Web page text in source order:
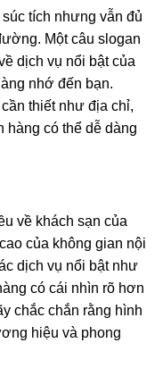
tích nhưng vẫn đủ
Một câu slogan
dịch vụ nổi bật của
nhớ đến bạn.
thiết như địa chỉ,
hàng có thể dễ dàng
về khách sạn của
của không gian nội
dịch vụ nổi bật như
có cái nhìn rõ hơn
chắc chắn rằng hình
hiệu và phong